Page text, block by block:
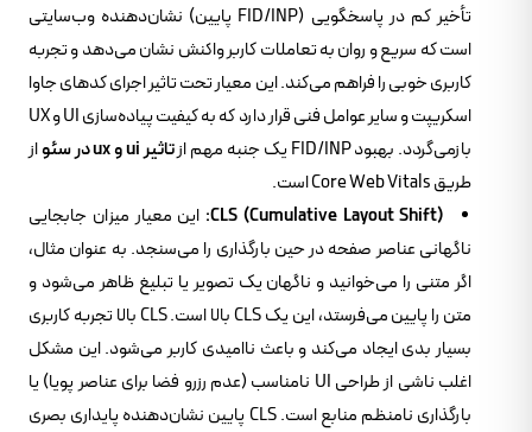
تأخیر کم در پاسخگویی (FID/INP پایین) نشان‌دهنده وب‌سایتی
است که سریع و روان به تعاملات کاربر واکنش نشان می‌دهد و تجربه
کاربری خوبی را فراهم می‌کند. این معیار تحت تاثیر اجرای کدهای جاوا
اسکریپت و سایر عوامل فنی قرار دارد که به کیفیت پیاده‌سازی UI و UX
بازمی‌گردد. بهبود FID/INP یک جنبه مهم از
تاثیر ui و ux در سئو
از
طریق Core Web Vitals است.
CLS (Cumulative Layout Shift): این معیار میزان جابجایی
ناگهانی عناصر صفحه در حین بارگذاری را می‌سنجد. به عنوان مثال،
اگر متنی را می‌خوانید و ناگهان یک تصویر یا تبلیغ ظاهر می‌شود و
متن را پایین می‌فرستد، این یک CLS بالا است. CLS بالا تجربه کاربری
بسیار بدی ایجاد می‌کند و باعث ناامیدی کاربر می‌شود. این مشکل
اغلب ناشی از طراحی UI نامناسب (عدم رزرو فضا برای عناصر پویا) یا
بارگذاری نامنظم منابع است. CLS پایین نشان‌دهنده پایداری بصری